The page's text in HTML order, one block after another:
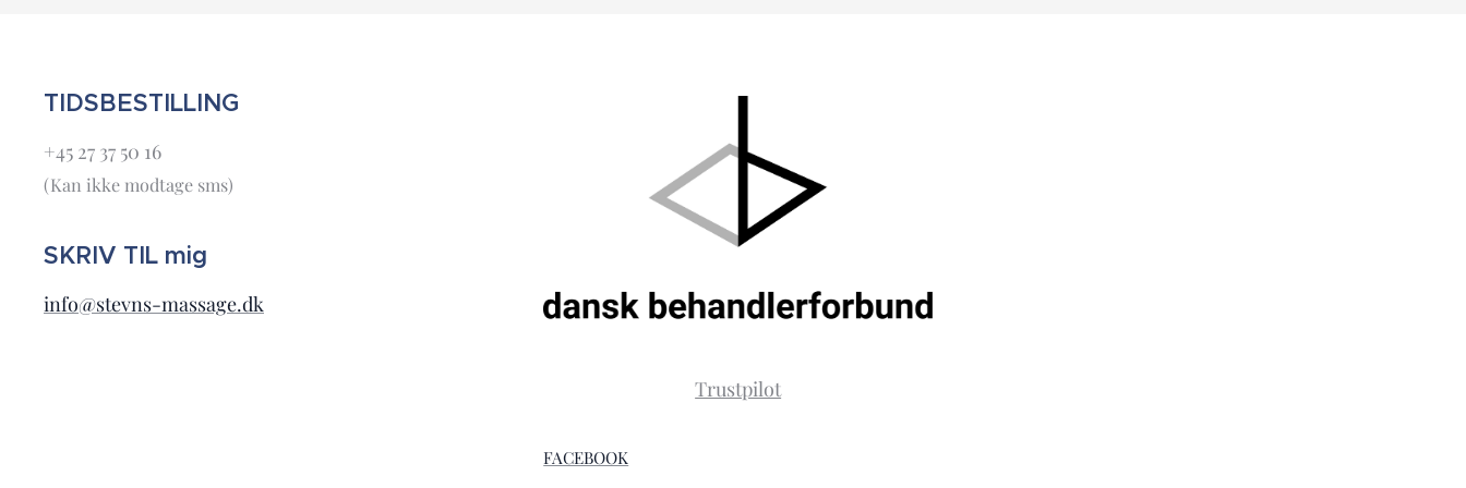
TIDSBESTILLING
+45 27 37 50 16
(Kan ikke modtage sms)
SKRIV TIL mig
info@stevns-massage.dk
Trustpilot
FACEBOOK